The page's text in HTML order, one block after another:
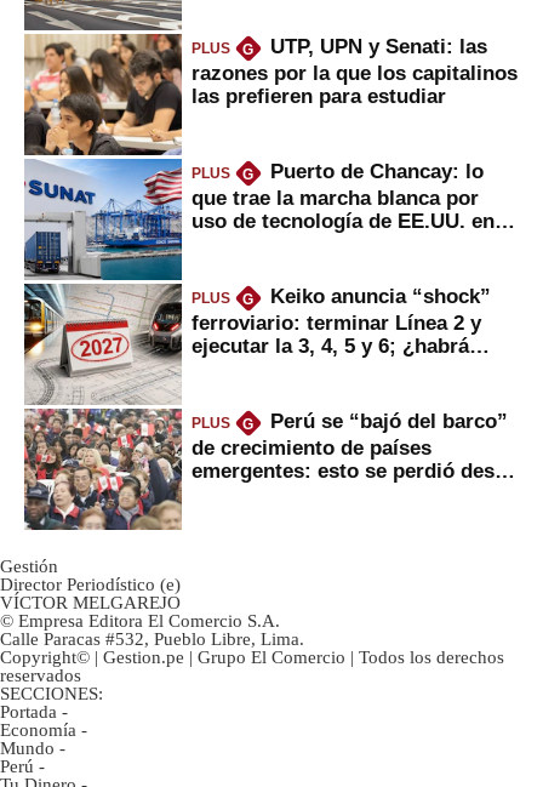
PLUS G
UTP, UPN y Senati: las
razones por la que los capitalinos
las prefieren para estudiar
PLUS G
Puerto de Chancay: lo
que trae la marcha blanca por
uso de tecnología de EE.UU. en
PLUS G
Keiko anuncia “shock”
ferroviario: terminar Línea 2 y
ejecutar la 3, 4, 5 y 6; ¿habrá
PLUS G
Perú se “bajó del barco”
de crecimiento de países
emergentes: esto se perdió desde
Gestión
Director Periodístico (e)
VÍCTOR MELGAREJO
© Empresa Editora El Comercio S.A.
Calle Paracas #532, Pueblo Libre, Lima.
Copyright© | Gestion.pe | Grupo El Comercio | Todos los derechos
reservados
SECCIONES:
Portada -
Economía -
Mundo -
Perú -